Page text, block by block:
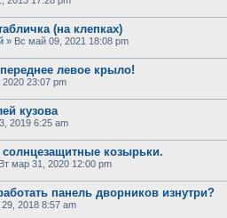
(на клепках)
» Вс май 09, 2021 18:08 pm
левое крыло!
2020 23:07 pm
кузова
2019 6:25 am
козырьки.
мар 31, 2020 12:00 pm
панель дворников изнутри?
2018 8:57 am